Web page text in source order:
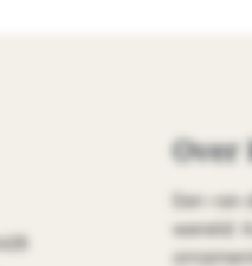
Over
Een
wereld: